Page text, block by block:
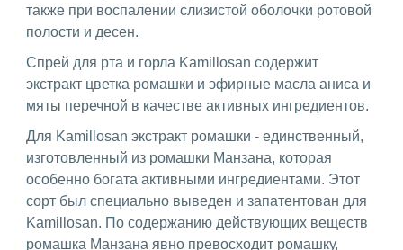
также при воспалении слизистой оболочки ротовой
полости и десен.
Спрей для рта и горла Kamillosan содержит
экстракт цветка ромашки и эфирные масла аниса и
мяты перечной в качестве активных ингредиентов.
Для Kamillosan экстракт ромашки - единственный,
изготовленный из ромашки Манзана, которая
особенно богата активными ингредиентами. Этот
сорт был специально выведен и запатентован для
Kamillosan. По содержанию действующих веществ
ромашка Манзана явно превосходит ромашку,